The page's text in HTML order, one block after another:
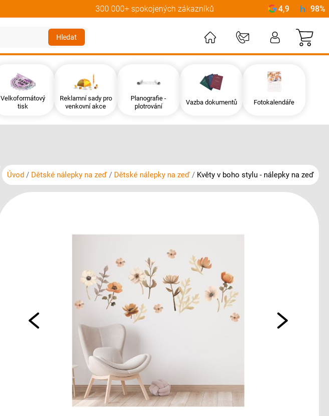
300 000+ spokojených zákazníků 4,9 98%
Hledat
Velkoformátový
tisk
Reklamní sady pro
venkovní akce
Planografie -
plotrování
Vazba dokumentů Fotokalendáře
Úvod Dětské nálepky na zeď Dětské nálepky na zeď Květy v boho stylu - nálepky na zeď